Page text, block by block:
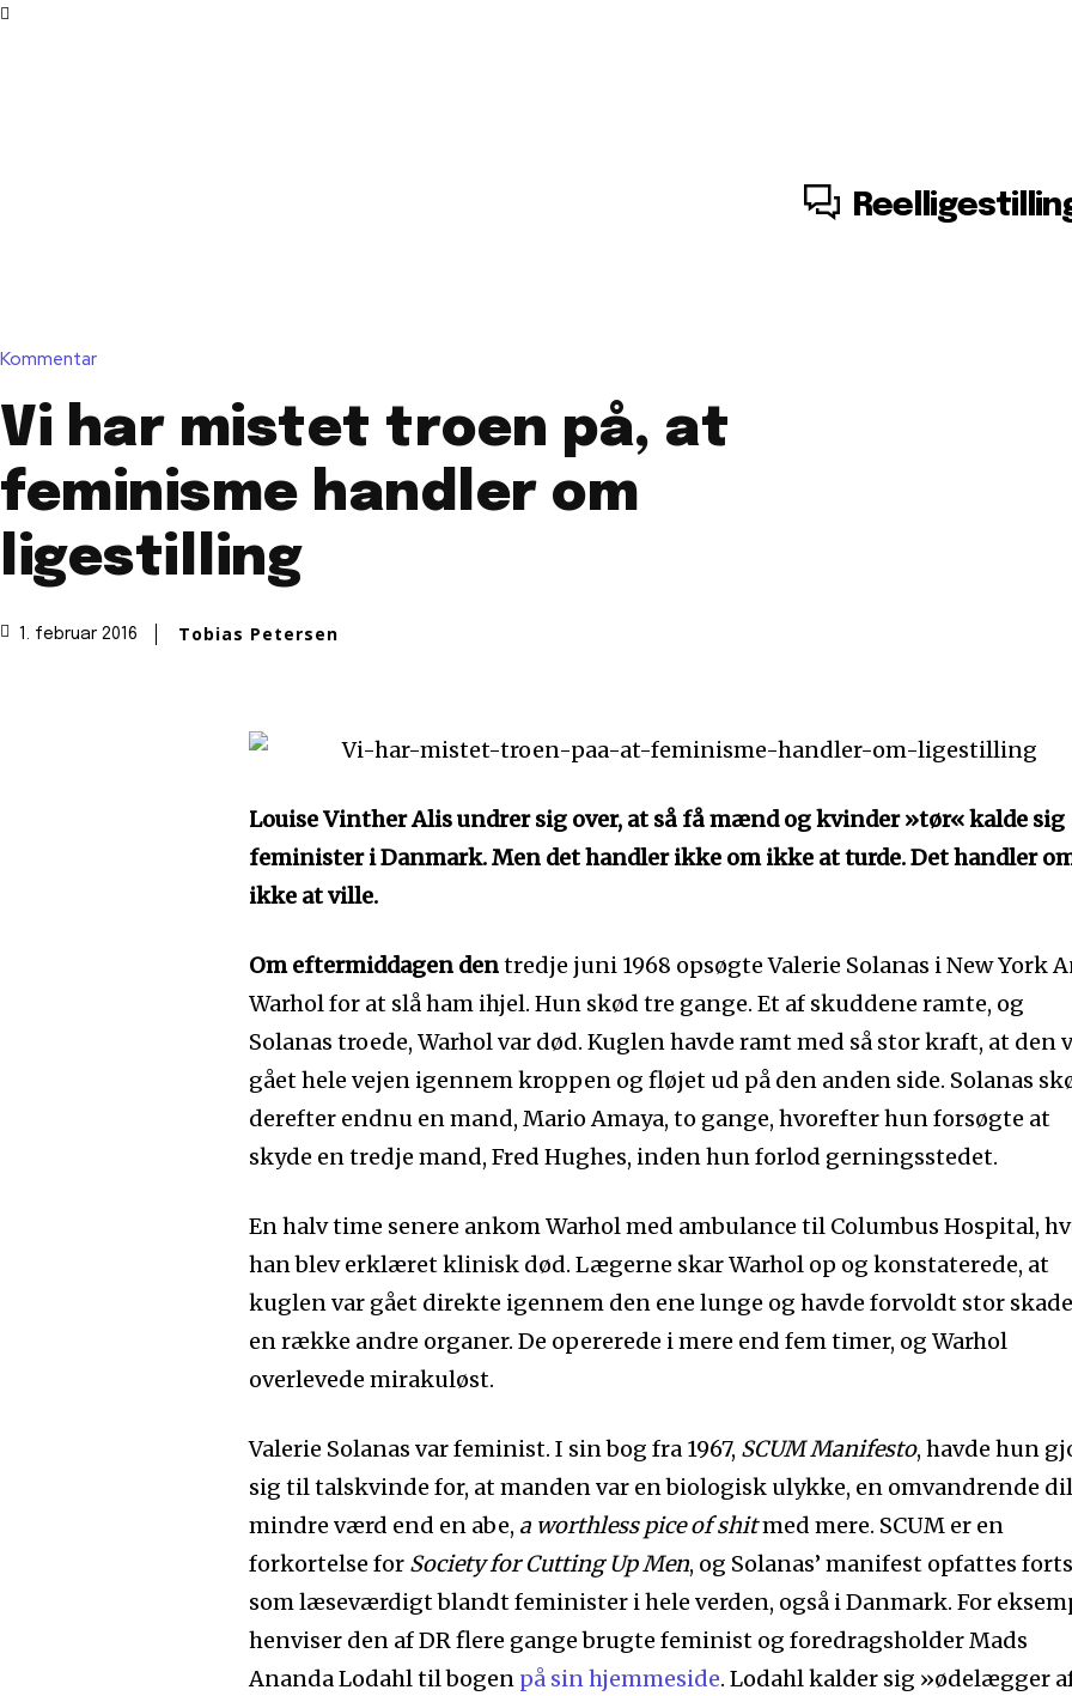
Kommentar
Vi har mistet troen på, at
feminisme handler om
ligestilling
1. februar 2016 Tobias Petersen
Louise Vinther Alis undrer sig over, at så få mænd og kvinder »tør« kalde sig
feminister i Danmark. Men det handler ikke om ikke at turde. Det handler
ikke at ville.
Om eftermiddagen dentredje juni 1968 opsøgte Valerie Solanas i New York
Warhol for at slå ham ihjel. Hun skød tre gange. Et af skuddene ramte, og
Solanas troede, Warhol var død. Kuglen havde ramt med så stor kraft, at den
gået hele vejen igennem kroppen og fløjet ud på den anden side. Solanas
derefter endnu en mand, Mario Amaya, to gange, hvorefter hun forsøgte at
skyde en tredje mand, Fred Hughes, inden hun forlod gerningsstedet.
En halv time senere ankom Warhol med ambulance til Columbus Hospital,
han blev erklæret klinisk død. Lægerne skar Warhol op og konstaterede, at
kuglen var gået direkte igennem den ene lunge og havde forvoldt stor
en række andre organer. De opererede i mere end fem timer, og Warhol
overlevede mirakuløst.
Valerie Solanas var feminist. I sin bog fra 1967, SCUM Manifesto, havde hun
sig til talskvinde for, at manden var en biologisk ulykke, en omvandrende
mindre værd end en abe, a worthless pice of shitmed mere. SCUM er en
forkortelse for Society for Cutting Up Men, og Solanas’ manifest opfattes
som læseværdigt blandt feminister i hele verden, også i Danmark. For
henviser den af DR flere gange brugte feminist og foredragsholder Mads
Ananda Lodahl til bogen på sin hjemmeside. Lodahl kalder sig »ødelægger